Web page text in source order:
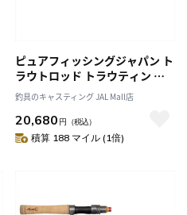
ピュアフィッシングジャパン ト
ラウトロッド トラウティン マ
ーキス アスレイ TMAS-454UL-
MB(スピニング 4ピース)
釣具のキャスティング JAL Mall店
20,680 円 （税込）
積算 188 マイル (1倍)